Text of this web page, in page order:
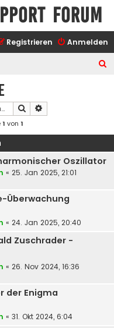
Forum
Anmelden
Registrieren
Suche
1 von 1
Oszillator
« 25. Jan 2025, 21:01
Überwachung
« 24. Jan 2025, 20:40
Zuschrader -
« 26. Nov 2024, 16:36
der Enigma
« 31. Okt 2024, 6:04